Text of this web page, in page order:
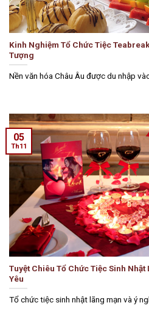
Kinh Nghiệm Tổ Chức Tiệc
Tượng
Nền văn hóa Châu Âu được du nhập
Tuyệt Chiêu Tổ Chức Tiệc Sinh
Yêu
Tổ chức tiệc sinh nhật lãng mạn và ý
05
Th11